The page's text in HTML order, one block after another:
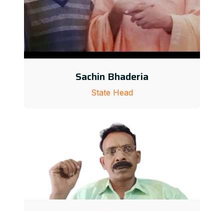
Sachin Bhaderia
State Head